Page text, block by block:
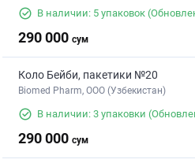
В наличии: 5 упаковок
290 000 сум
Коло Бейби, пакетики №20
Biomed Pharm, OOO (Узбекистан)
В наличии: 3 упаковки
290 000 сум